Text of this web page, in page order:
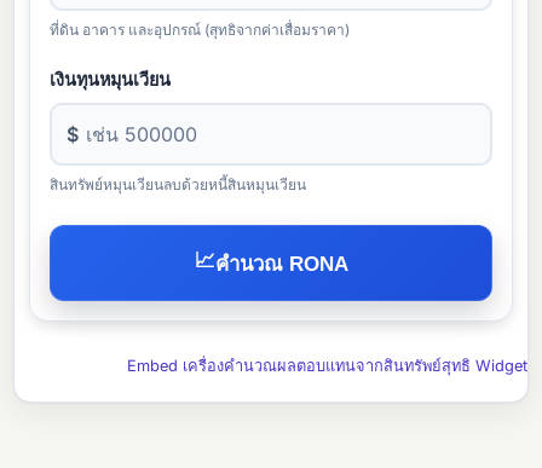
ที่ดิน อาคาร และอุปกรณ์ (สุทธิจากค่าเสื่อมราคา)
เงินทุนหมุนเวียน
$
สินทรัพย์หมุนเวียนลบด้วยหนี้สินหมุนเวียน
📈คำนวณ RONA
Embed เครื่องคำนวณผลตอบแทนจากสินทรัพย์สุทธิ Widget